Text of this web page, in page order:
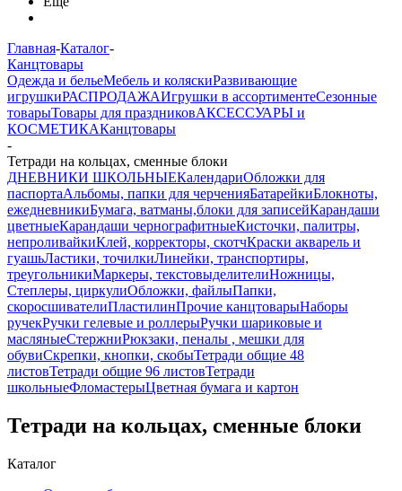
Главная-Каталог-
Канцтовары
Одежда и бельеМебель и коляскиРазвивающие
игрушкиРАСПРОДАЖАИгрушки в ассортиментеСезонные
товарыТовары для праздниковАКСЕССУАРЫ и
КОСМЕТИКАКанцтовары
-
Тетради на кольцах, сменные блоки
ДНЕВНИКИ ШКОЛЬНЫЕКалендариОбложки для
паспортаАльбомы, папки для черченияБатарейкиБлокноты,
ежедневникиБумага, ватманы,блоки для записейКарандаши
цветныеКарандаши чернографитныеКисточки, палитры,
непроливайкиКлей, корректоры, скотчКраски акварель и
гуашьЛастики, точилкиЛинейки, транспортиры,
треугольникиМаркеры, текстовыделителиНожницы,
Степлеры, циркулиОбложки, файлыПапки,
скоросшивателиПластилинПрочие канцтоварыНаборы
ручекРучки гелевые и роллерыРучки шариковые и
масляныеСтержниРюкзаки, пеналы , мешки для
обувиСкрепки, кнопки, скобыТетради общие 48
листовТетради общие 96 листовТетради
школьныеФломастерыЦветная бумага и картон
Тетради на кольцах, сменные блоки
Каталог